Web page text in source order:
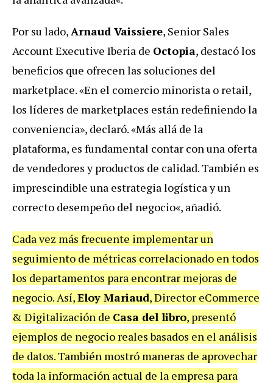
Por su lado,Arnaud Vaissiere, Senior Sales
Account Executive Iberia de Octopia, destacó los
beneficios que ofrecen las soluciones del
marketplace. «En el comercio minorista o retail,
los líderes de marketplaces están redefiniendo la
conveniencia», declaró. «Más allá de la
plataforma, es fundamental contar con una oferta
de vendedores y productos de calidad. También es
imprescindible una estrategia logística y un
correcto desempeño del negocio«, añadió.
Cada vez más frecuente implementar un
seguimiento de métricas correlacionado en todos
los departamentos para encontrar mejoras de
negocio. Así,Eloy Mariaud, Director eCommerce
& Digitalización de Casa del libro, presentó
ejemplos de negocio reales basados en el análisis
de datos. También mostró maneras de aprovechar
toda la información actual de la empresa para